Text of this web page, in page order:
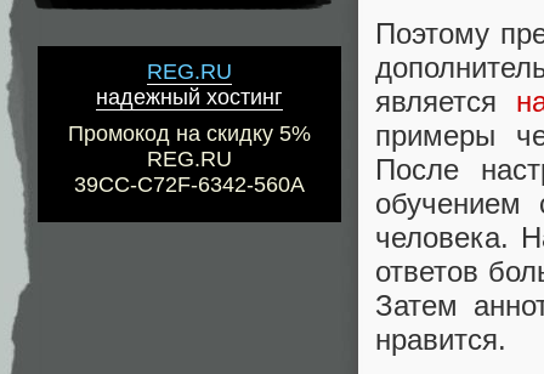
REG.RU
надежный хостинг
Промокод на скидку 5%
REG.RU
39CC-C72F-6342-560A
Поэтому
является
примеры
После
обучением
человека.
ответов
Затем
нравится.